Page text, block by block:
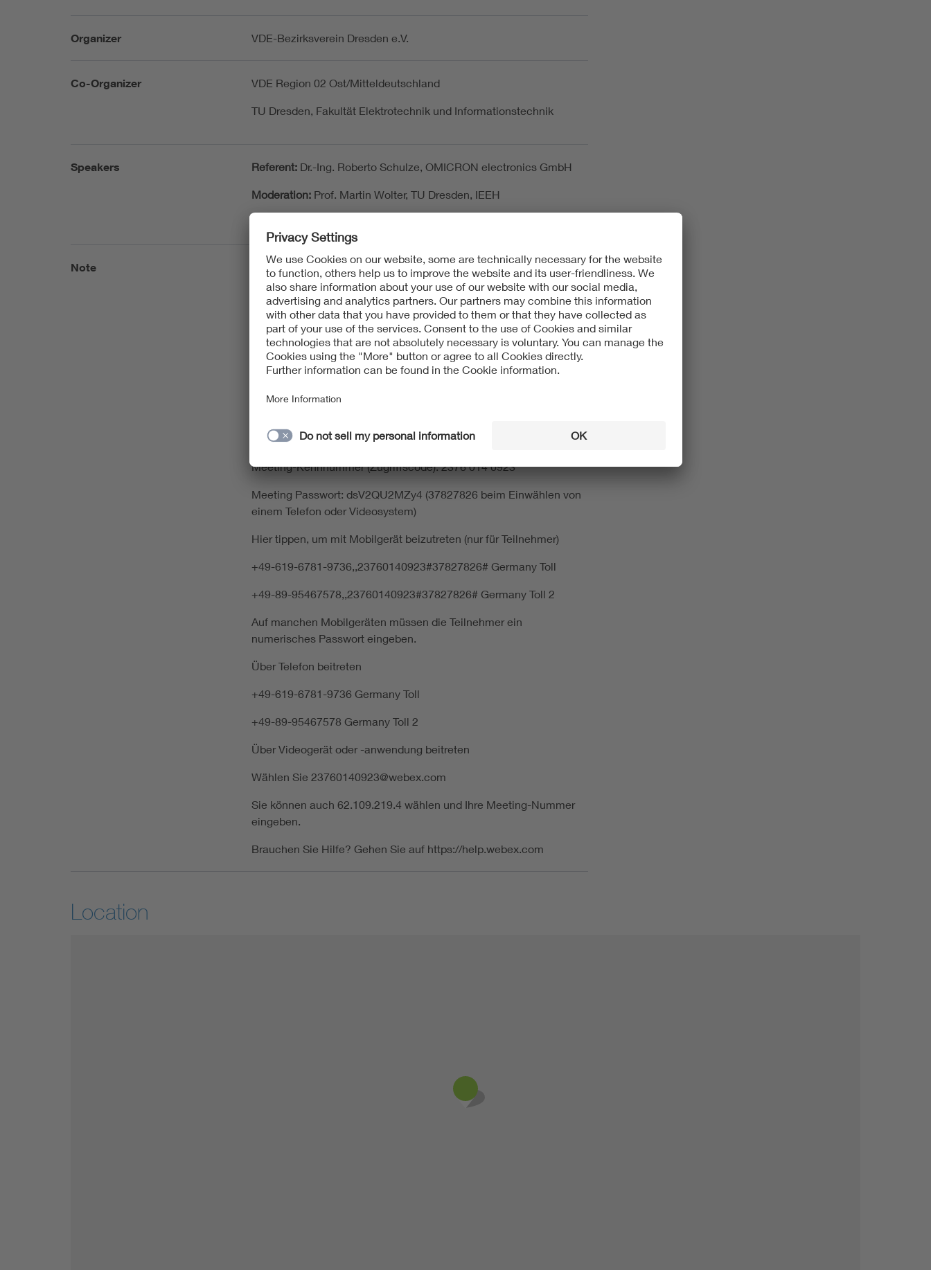
Organizer VDE-Bezirksverein Dresden e.V.
Co-Organizer VDE Region 02 Ost/Mitteldeutschland
TU Dresden, Fakultät Elektrotechnik und Informationstechnik
Speakers Referent: Dr.-Ing. Roberto Schulze, OMICRON electronics GmbH
Moderation: Prof. Martin Wolter, TU Dresden, IEEH
Note Die Veranstaltung wird hybrid angeboten
Mittwoch, 8. Juli 2026
16:45 | (UTC+02:00) Amsterdam, Berlin, Bern, Rom, Stockholm,
Wien | 1 Stunde 30 Minuten
Über den Meeting-Link beitreten
https://benze.my.webex.com/benze.my/j.php?
Mit Meeting-Kennnummer beitreten
Meeting-Kennnummer (Zugriffscode): 2376 014 0923
Meeting Passwort: dsV2QU2MZy4 (37827826 beim Einwählen von
einem Telefon oder Videosystem)
Hier tippen, um mit Mobilgerät beizutreten (nur für Teilnehmer)
+49-619-6781-9736,,23760140923#37827826# Germany Toll
+49-89-95467578,,23760140923#37827826# Germany Toll 2
Auf manchen Mobilgeräten müssen die Teilnehmer ein
numerisches Passwort eingeben.
Über Telefon beitreten
+49-619-6781-9736 Germany Toll
+49-89-95467578 Germany Toll 2
Über Videogerät oder -anwendung beitreten
Wählen Sie 23760140923@webex.com
Sie können auch 62.109.219.4 wählen und Ihre Meeting-Nummer
eingeben.
Brauchen Sie Hilfe? Gehen Sie auf https://help.webex.com
Location